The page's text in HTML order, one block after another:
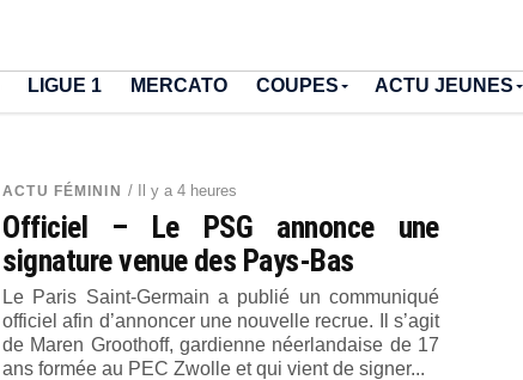
LIGUE 1 MERCATO COUPES ACTU JEUNES
ACTU FÉMININ / Il y a 4 heures
Officiel – Le PSG annonce une
signature venue des Pays-Bas
Le Paris Saint-Germain a publié un communiqué
officiel afin d’annoncer une nouvelle recrue. Il s’agit
de Maren Groothoff, gardienne néerlandaise de 17
ans formée au PEC Zwolle et qui vient de signer...